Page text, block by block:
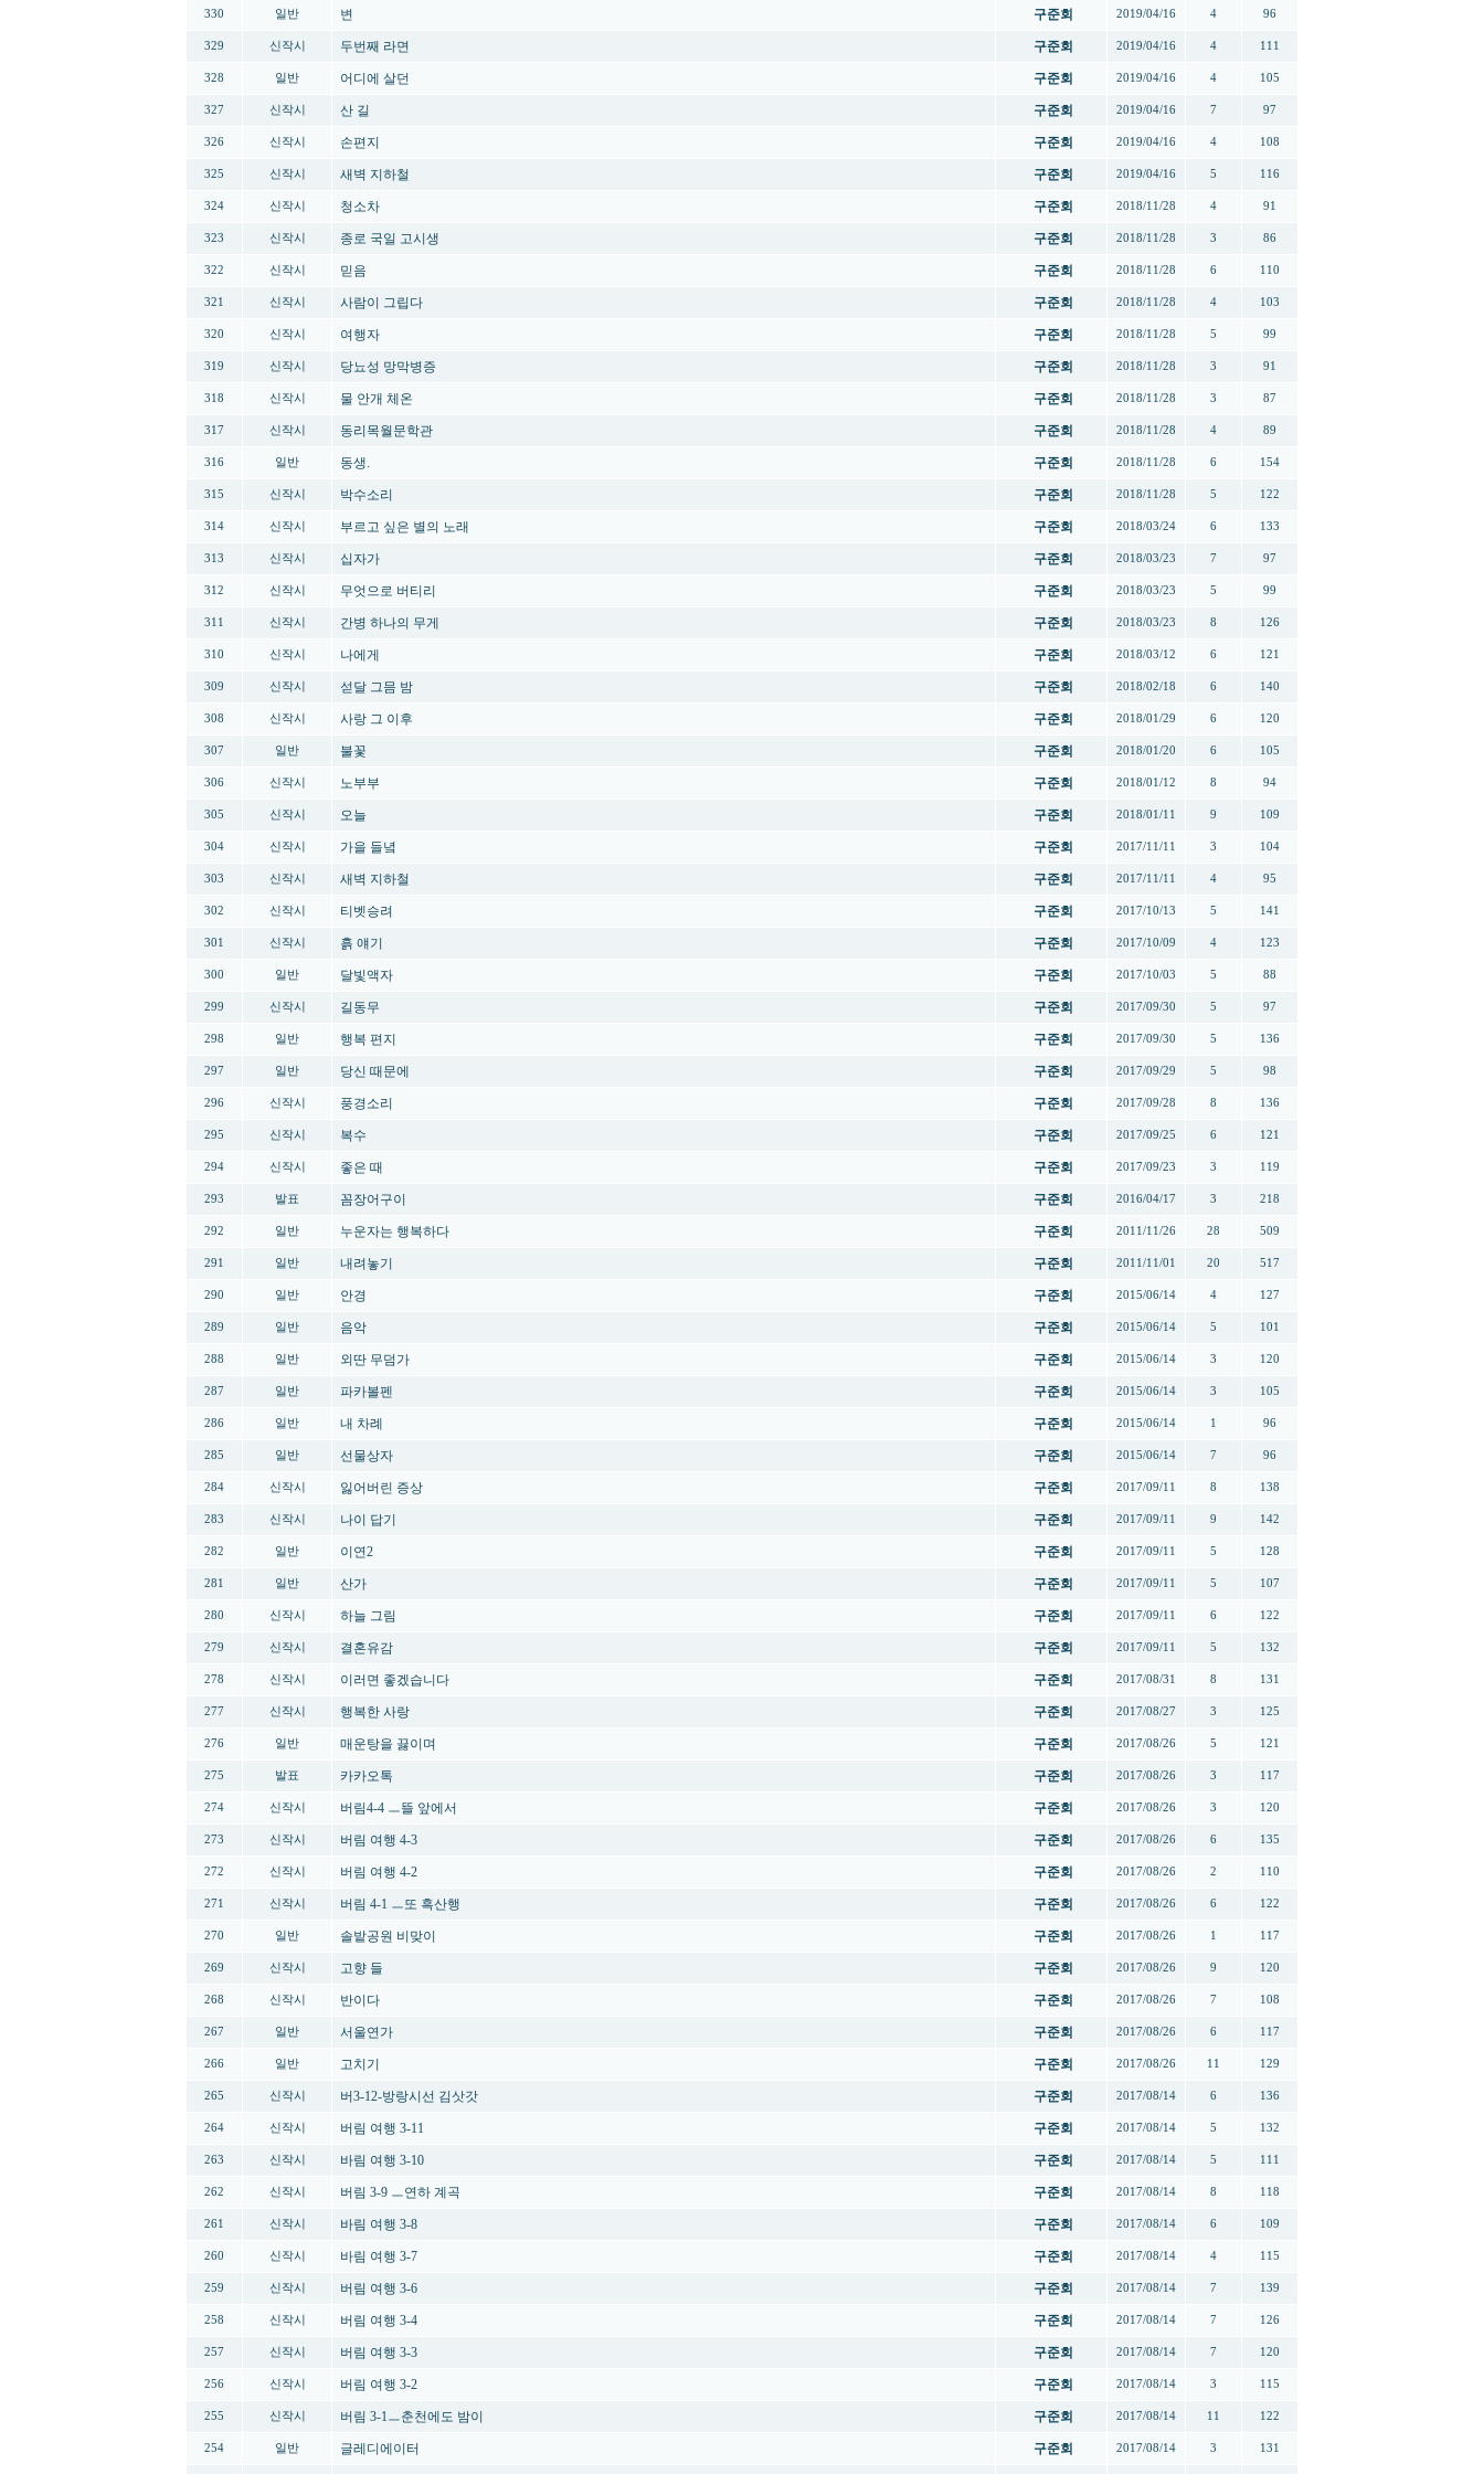
330 일반 변 구준회 2019/04/16 4 96
329 신작시 두번째 라면 구준회 2019/04/16 4 111
328 일반 어디에 살던 구준회 2019/04/16 4 105
327 신작시 산 길 구준회 2019/04/16 7 97
326 신작시 손편지 구준회 2019/04/16 4 108
325 신작시 새벽 지하철 구준회 2019/04/16 5 116
324 신작시 청소차 구준회 2018/11/28 4 91
323 신작시 종로 국일 고시생 구준회 2018/11/28 3 86
322 신작시 믿음 구준회 2018/11/28 6 110
321 신작시 사람이 그립다 구준회 2018/11/28 4 103
320 신작시 여행자 구준회 2018/11/28 5 99
319 신작시 당뇨성 망막병증 구준회 2018/11/28 3 91
318 신작시 물 안개 체온 구준회 2018/11/28 3 87
317 신작시 동리목월문학관 구준회 2018/11/28 4 89
316 일반 동생. 구준회 2018/11/28 6 154
315 신작시 박수소리 구준회 2018/11/28 5 122
314 신작시 부르고 싶은 별의 노래 구준회 2018/03/24 6 133
313 신작시 십자가 구준회 2018/03/23 7 97
312 신작시 무엇으로 버티리 구준회 2018/03/23 5 99
311 신작시 간병 하나의 무게 구준회 2018/03/23 8 126
310 신작시 나에게 구준회 2018/03/12 6 121
309 신작시 섣달 그믐 밤 구준회 2018/02/18 6 140
308 신작시 사랑 그 이후 구준회 2018/01/29 6 120
307 일반 불꽃 구준회 2018/01/20 6 105
306 신작시 노부부 구준회 2018/01/12 8 94
305 신작시 오늘 구준회 2018/01/11 9 109
304 신작시 가을 들녘 구준회 2017/11/11 3 104
303 신작시 새벽 지하철 구준회 2017/11/11 4 95
302 신작시 티벳승려 구준회 2017/10/13 5 141
301 신작시 흙 얘기 구준회 2017/10/09 4 123
300 일반 달빛액자 구준회 2017/10/03 5 88
299 신작시 길동무 구준회 2017/09/30 5 97
298 일반 행복 편지 구준회 2017/09/30 5 136
297 일반 당신 때문에 구준회 2017/09/29 5 98
296 신작시 풍경소리 구준회 2017/09/28 8 136
295 신작시 복수 구준회 2017/09/25 6 121
294 신작시 좋은 때 구준회 2017/09/23 3 119
293 발표 꼼장어구이 구준회 2016/04/17 3 218
292 일반 누운자는 행복하다 구준회 2011/11/26 28 509
291 일반 내려놓기 구준회 2011/11/01 20 517
290 일반 안경 구준회 2015/06/14 4 127
289 일반 음악 구준회 2015/06/14 5 101
288 일반 외딴 무덤가 구준회 2015/06/14 3 120
287 일반 파카볼펜 구준회 2015/06/14 3 105
286 일반 내 차례 구준회 2015/06/14 1 96
285 일반 선물상자 구준회 2015/06/14 7 96
284 신작시 잃어버린 증상 구준회 2017/09/11 8 138
283 신작시 나이 답기 구준회 2017/09/11 9 142
282 일반 이연2 구준회 2017/09/11 5 128
281 일반 산가 구준회 2017/09/11 5 107
280 신작시 하늘 그림 구준회 2017/09/11 6 122
279 신작시 결혼유감 구준회 2017/09/11 5 132
278 신작시 이러면 좋겠습니다 구준회 2017/08/31 8 131
277 신작시 행복한 사랑 구준회 2017/08/27 3 125
276 일반 매운탕을 끓이며 구준회 2017/08/26 5 121
275 발표 카카오톡 구준회 2017/08/26 3 117
274 신작시 버림4-4 ㅡ뜰 앞에서 구준회 2017/08/26 3 120
273 신작시 버림 여행 4-3 구준회 2017/08/26 6 135
272 신작시 버림 여행 4-2 구준회 2017/08/26 2 110
271 신작시 버림 4-1 ㅡ또 흑산행 구준회 2017/08/26 6 122
270 일반 솔밭공원 비맞이 구준회 2017/08/26 1 117
269 신작시 고향 들 구준회 2017/08/26 9 120
268 신작시 반이다 구준회 2017/08/26 7 108
267 일반 서울연가 구준회 2017/08/26 6 117
266 일반 고치기 구준회 2017/08/26 11 129
265 신작시 버3-12-방랑시선 김삿갓 구준회 2017/08/14 6 136
264 신작시 버림 여행 3-11 구준회 2017/08/14 5 132
263 신작시 바림 여행 3-10 구준회 2017/08/14 5 111
262 신작시 버림 3-9 ㅡ연하 계곡 구준회 2017/08/14 8 118
261 신작시 바림 여행 3-8 구준회 2017/08/14 6 109
260 신작시 바림 여행 3-7 구준회 2017/08/14 4 115
259 신작시 버림 여행 3-6 구준회 2017/08/14 7 139
258 신작시 버림 여행 3-4 구준회 2017/08/14 7 126
257 신작시 버림 여행 3-3 구준회 2017/08/14 7 120
256 신작시 버림 여행 3-2 구준회 2017/08/14 3 115
255 신작시 버림 3-1ㅡ춘천에도 밤이 구준회 2017/08/14 11 122
254 일반 글레디에이터 구준회 2017/08/14 3 131